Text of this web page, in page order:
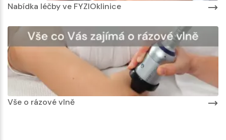
Nabídka léčby ve FYZIOklinice
Vše o rázové vlně